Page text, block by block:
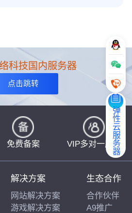
弹性云服务器
科技国内服务器
点击跳转
免费备案 VIP多对一服务
解决方案
网站解决方案
游戏解决方案
生态合作
合作伙伴
A9推广